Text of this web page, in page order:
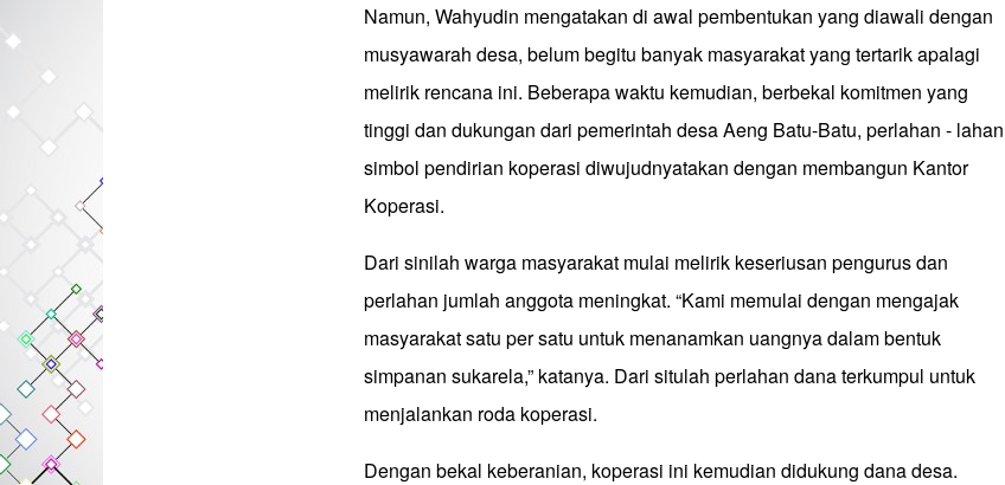
Namun, Wahyudin mengatakan di awal pembentukan yang diawali dengan
musyawarah desa, belum begitu banyak masyarakat yang tertarik apalagi
melirik rencana ini. Beberapa waktu kemudian, berbekal komitmen yang
tinggi dan dukungan dari pemerintah desa Aeng Batu-Batu, perlahan - lahan
simbol pendirian koperasi diwujudnyatakan dengan membangun Kantor
Koperasi.
Dari sinilah warga masyarakat mulai melirik keseriusan pengurus dan
perlahan jumlah anggota meningkat. “Kami memulai dengan mengajak
masyarakat satu per satu untuk menanamkan uangnya dalam bentuk
simpanan sukarela,” katanya. Dari situlah perlahan dana terkumpul untuk
menjalankan roda koperasi.
Dengan bekal keberanian, koperasi ini kemudian didukung dana desa.